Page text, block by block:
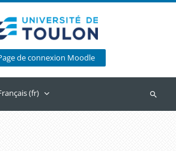
de connexion Moodle
‎(fr)‎